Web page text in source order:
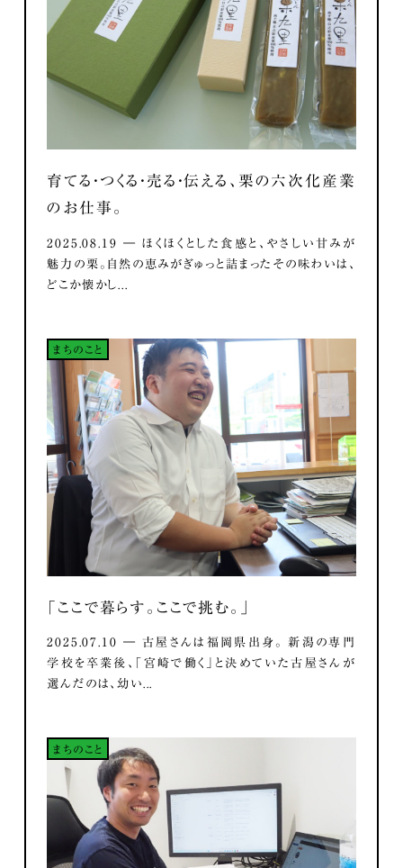
育てる・つくる・売る・伝える、栗の六次化産業
のお仕事。
2025.08.19 ― ほくほくとした食感と、やさしい甘みが
魅力の栗。自然の恵みがぎゅっと詰まったその味わいは、
どこか懐かし...
まちのこと
「ここで暮らす。ここで挑む。」
2025.07.10 ― 古屋さんは福岡県出身。 新潟の専門
学校を卒業後、「宮崎で働く」と決めていた古屋さんが
選んだのは、幼い...
まちのこと